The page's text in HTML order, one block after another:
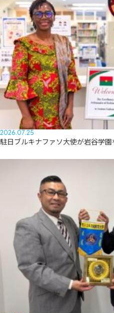
2026.07.25
駐日ブルキナファソ大使が岩谷学園